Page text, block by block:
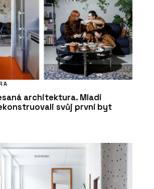
architektura. Mladí
svůj první byt